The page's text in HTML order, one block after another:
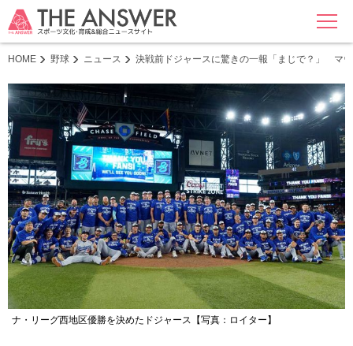
MENU
HOME 野球 ニュース 決戦前ドジャースに驚きの一報「まじで？」 マ
ナ・リーグ西地区優勝を決めたドジャース【写真：ロイター】